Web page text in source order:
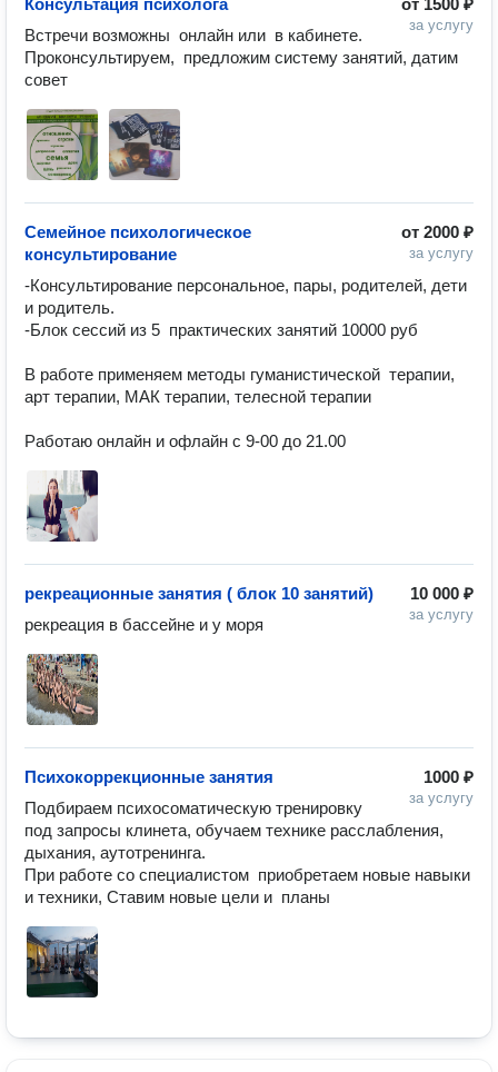
от 1500 ₽
за услугу
Консультация психолога
Встречи возможны  онлайн или  в кабинете.
Проконсультируем,  предложим систему занятий, датим
совет
от 2000 ₽
за услугу
Семейное психологическое
консультирование
-Консультирование персональное, пары, родителей, дети
и родитель.
-Блок сессий из 5  практических занятий 10000 руб
В работе применяем методы гуманистической  терапии,
арт терапии, МАК терапии, телесной терапии
Работаю онлайн и офлайн с 9-00 до 21.00
10 000 ₽
за услугу
рекреационные занятия ( блок 10 занятий)
рекреация в бассейне и у моря
1000 ₽
за услугу
Психокоррекционные занятия
Подбираем психосоматическую тренировку
под запросы клинета, обучаем технике расслабления,
дыхания, аутотренинга.
При работе со специалистом  приобретаем новые навыки
и техники, Ставим новые цели и  планы